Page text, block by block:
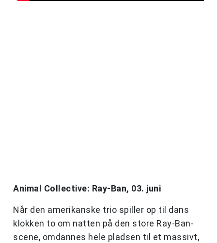
Animal Collective: Ray-Ban, 03. juni
Når den amerikanske trio spiller op til dans
klokken to om natten på den store Ray-Ban-
scene, omdannes hele pladsen til et massivt,